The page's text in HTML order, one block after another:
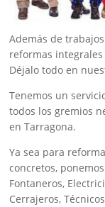
Además de
reformas
Déjalo todo en
Tenemos un
todos los gremios
en Tarragona.
Ya sea para
concretos,
Fontaneros,
Cerrajeros,